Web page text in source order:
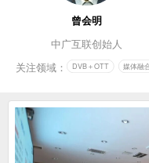
曾会明
中广互联创始人
关注领域：
DVB＋OTT 媒体融